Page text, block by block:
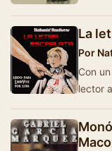
La
Por
Con
lector